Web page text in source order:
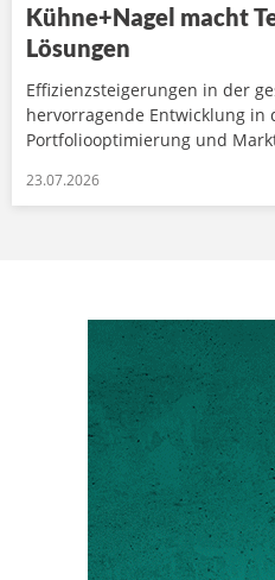
Kühne+Nagel macht
Lösungen
Effizienzsteigerungen in der
hervorragende Entwicklung
Portfoliooptimierung und
23.07.2026